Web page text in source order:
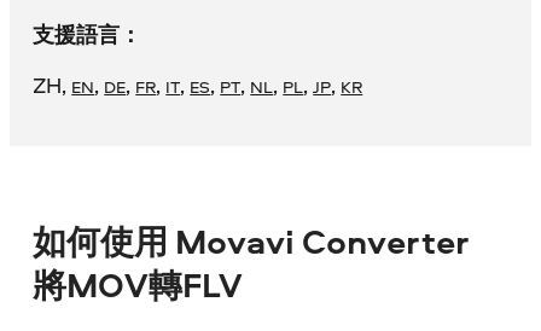
支援語言：
ZH, EN, DE, FR, IT, ES, PT, NL, PL,JP, KR
如何使用 Movavi Converter
將MOV轉FLV